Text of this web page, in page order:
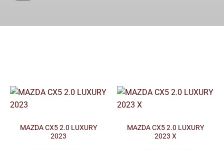
MAZDA CX5 2.0 LUXURY
2023
MAZDA CX5 2.0 LUXURY
2023 X